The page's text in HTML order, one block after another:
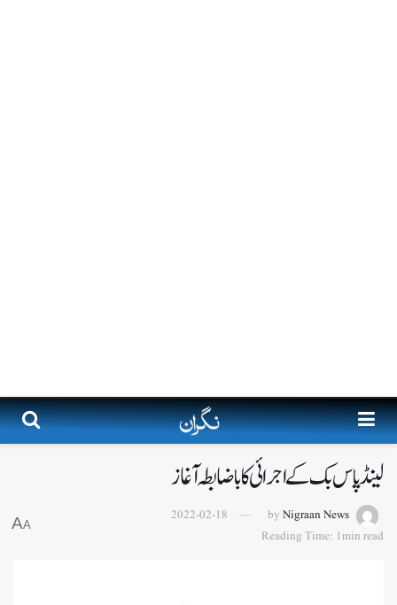
لینڈ پاس بک کے اجرائی کا باضابطہ آغاز
by Nigraan News
2022-02-18
Reading Time: 1min read
A
A